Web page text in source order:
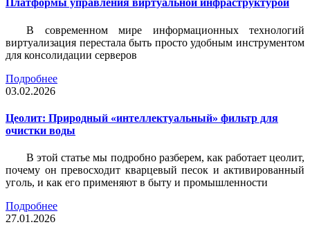
Платформы управления виртуальной инфраструктурой
В современном мире информационных технологий
виртуализация перестала быть просто удобным инструментом
для консолидации серверов
Подробнее
03.02.2026
Цеолит: Природный «интеллектуальный» фильтр для
очистки воды
В этой статье мы подробно разберем, как работает цеолит,
почему он превосходит кварцевый песок и активированный
уголь, и как его применяют в быту и промышленности
Подробнее
27.01.2026